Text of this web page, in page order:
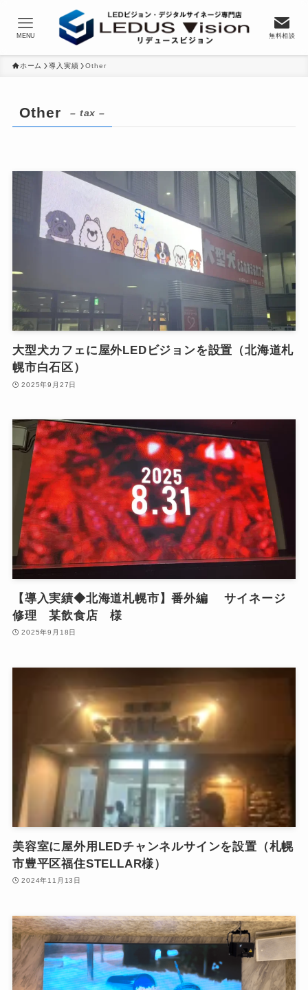
無料相談
MENU
ホーム 導入実績 Other
Other – tax –
大型犬カフェに屋外LEDビジョンを設置（北海道札
幌市白石区）
2025年9月27日
【導入実績◆北海道札幌市】番外編 サイネージ
修理 某飲食店 様
2025年9月18日
美容室に屋外用LEDチャンネルサインを設置（札幌
市豊平区福住STELLAR様）
2024年11月13日